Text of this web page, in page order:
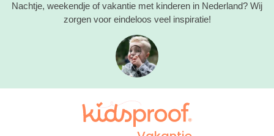
Nachtje, weekendje of vakantie met kinderen in Nederland? Wij
zorgen voor eindeloos veel inspiratie!